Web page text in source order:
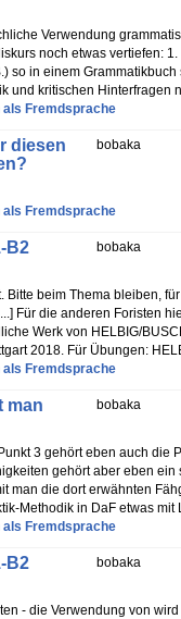
Verwendung
noch etwas vertiefen:
so in einem
und kritischen Hinterfragen
Fremdsprache
bobaka
diesen
Fremdsprache
bobaka
B2
Bitte beim Thema bleiben,
Für die anderen Foristen
Werk von HELBIG/
2018. Für Übungen:
Fremdsprache
bobaka
man
3 gehört eben auch die
gehört aber eben
man die dort erwähnten
Methodik in DaF etwas
Fremdsprache
bobaka
B2
- die Verwendung von